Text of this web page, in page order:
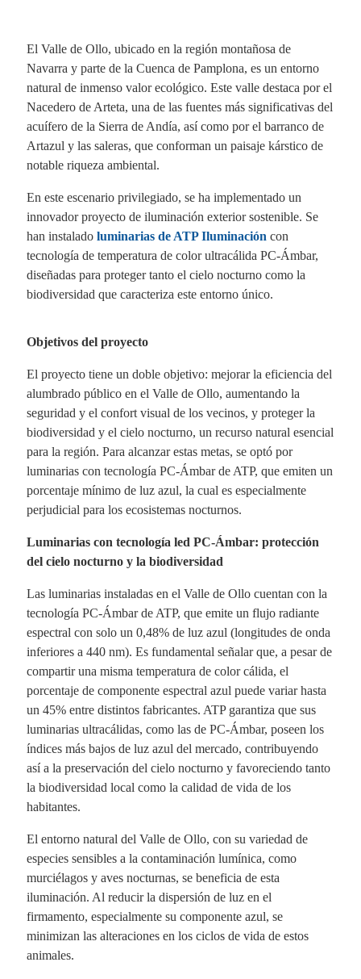
El Valle de Ollo, ubicado en la región montañosa de
Navarra y parte de la Cuenca de Pamplona, es un entorno
natural de inmenso valor ecológico. Este valle destaca por el
Nacedero de Arteta, una de las fuentes más significativas del
acuífero de la Sierra de Andía, así como por el barranco de
Artazul y las saleras, que conforman un paisaje kárstico de
notable riqueza ambiental.
En este escenario privilegiado, se ha implementado un
innovador proyecto de iluminación exterior sostenible. Se
han instalado luminarias de ATP Iluminación con
tecnología de temperatura de color ultracálida PC-Ámbar,
diseñadas para proteger tanto el cielo nocturno como la
biodiversidad que caracteriza este entorno único.
Objetivos del proyecto
El proyecto tiene un doble objetivo: mejorar la eficiencia del
alumbrado público en el Valle de Ollo, aumentando la
seguridad y el confort visual de los vecinos, y proteger la
biodiversidad y el cielo nocturno, un recurso natural esencial
para la región. Para alcanzar estas metas, se optó por
luminarias con tecnología PC-Ámbar de ATP, que emiten un
porcentaje mínimo de luz azul, la cual es especialmente
perjudicial para los ecosistemas nocturnos.
Luminarias con tecnología led PC-Ámbar: protección
del cielo nocturno y la biodiversidad
Las luminarias instaladas en el Valle de Ollo cuentan con la
tecnología PC-Ámbar de ATP, que emite un flujo radiante
espectral con solo un 0,48% de luz azul (longitudes de onda
inferiores a 440 nm). Es fundamental señalar que, a pesar de
compartir una misma temperatura de color cálida, el
porcentaje de componente espectral azul puede variar hasta
un 45% entre distintos fabricantes. ATP garantiza que sus
luminarias ultracálidas, como las de PC-Ámbar, poseen los
índices más bajos de luz azul del mercado, contribuyendo
así a la preservación del cielo nocturno y favoreciendo tanto
la biodiversidad local como la calidad de vida de los
habitantes.
El entorno natural del Valle de Ollo, con su variedad de
especies sensibles a la contaminación lumínica, como
murciélagos y aves nocturnas, se beneficia de esta
iluminación. Al reducir la dispersión de luz en el
firmamento, especialmente su componente azul, se
minimizan las alteraciones en los ciclos de vida de estos
animales.